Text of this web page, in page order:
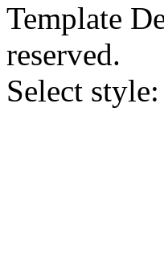
Template
reserved.
Select style: